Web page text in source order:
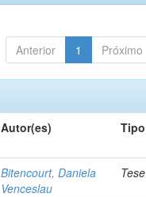
Anterior 1 Próximo
Autor(es) Tipo
Bitencourt, Daniela
Venceslau
Tese